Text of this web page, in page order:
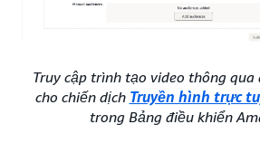
Truy cập trình tạo video thông
cho chiến dịch Truyền hình trực
trong Bảng điều khiển